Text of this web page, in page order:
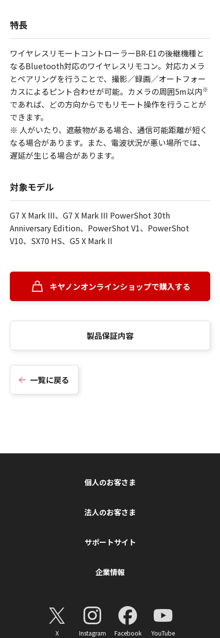
特長
ワイヤレスリモートコントローラーBR-E1の後継機種と
なるBluetooth対応のワイヤレスリモコン。対応カメラ
とペアリングを行うことで、撮影／録画／オートフォー
カスによるピント合わせが可能。カメラの周囲5m以内※
であれば、どの方向からでもリモート操作を行うことが
できます。
※ 人がいたり、遮蔽物がある場合、通信可能距離が短く
なる場合があります。また、電波状況が悪い場所では、
遅延が生じる場合があります。
対象モデル
G7 X Mark III、G7 X Mark III PowerShot 30th
Anniversary Edition、PowerShot V1、PowerShot
V10、SX70 HS、G5 X Mark II
キヤノンオンラインショップで購入する
製品保証内容
一覧に戻る
個人のお客さま
法人のお客さま
サポートサイト
企業情報
X Instagram Facebook YouTube